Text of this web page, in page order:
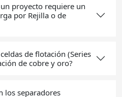
proyecto requiere un
por Rejilla o de
de flotación (Series
de cobre y oro?
los separadores